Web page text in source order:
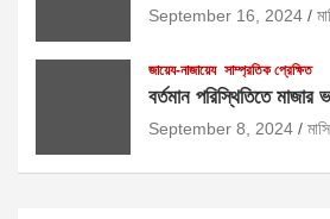
September 16, 2024
জায়েয-নাজায়েয সাম্প্রতিক প্রেক্ষিত
বর্তমান পরিস্থিতিতে মাজার
September 8, 2024